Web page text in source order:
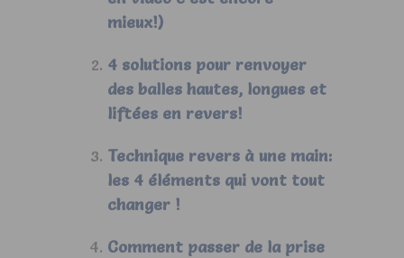
mieux!)
4 solutions pour renvoyer
des balles hautes, longues et
liftées en revers!
Technique revers à une main:
les 4 éléments qui vont tout
changer !
Comment passer de la prise